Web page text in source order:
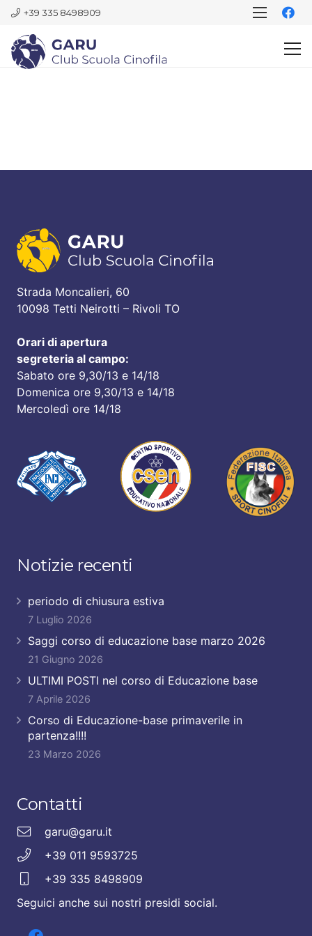
+39 335 8498909
Strada Moncalieri, 60
10098 Tetti Neirotti – Rivoli TO
Orari di apertura
segreteria al campo:
Sabato ore 9,30/13 e 14/18
Domenica ore 9,30/13 e 14/18
Mercoledì ore 14/18
Notizie recenti
periodo di chiusura estiva
7 Luglio 2026
Saggi corso di educazione base marzo 2026
21 Giugno 2026
ULTIMI POSTI nel corso di Educazione base
7 Aprile 2026
Corso di Educazione-base primaverile in
partenza!!!!
23 Marzo 2026
Contatti
garu@garu.it
+39 011 9593725
+39 335 8498909
Seguici anche sui nostri presidi social.